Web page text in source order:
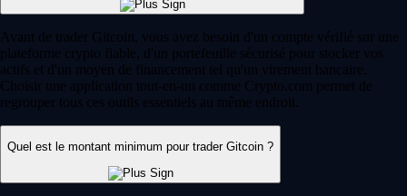
Avant de trader Gitcoin, vous avez besoin d'un compte vérifié sur une
plateforme crypto fiable, d'un portefeuille sécurisé pour stocker vos
actifs et d'un moyen de financement tel qu'un virement bancaire.
Choisir une application tout-en-un comme Crypto.com permet de
regrouper tous ces outils essentiels au même endroit.
Quel est le montant minimum pour trader Gitcoin ?